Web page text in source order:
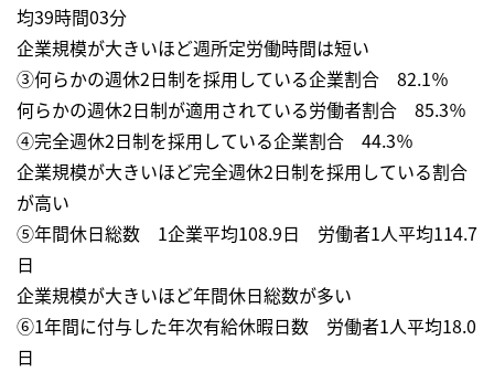
均39時間03分
企業規模が大きいほど週所定労働時間は短い
③何らかの週休2日制を採用している企業割合 82.1％
何らかの週休2日制が適用されている労働者割合 85.3％
④完全週休2日制を採用している企業割合 44.3％
企業規模が大きいほど完全週休2日制を採用している割合
が高い
⑤年間休日総数 1企業平均108.9日 労働者1人平均114.7
日
企業規模が大きいほど年間休日総数が多い
⑥1年間に付与した年次有給休暇日数 労働者1人平均18.0
日